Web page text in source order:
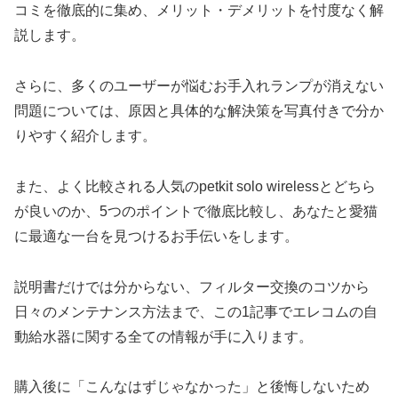
コミを徹底的に集め、メリット・デメリットを忖度なく解
説します。
さらに、多くのユーザーが悩むお手入れランプが消えない
問題については、原因と具体的な解決策を写真付きで分か
りやすく紹介します。
また、よく比較される人気のpetkit solo wirelessとどちら
が良いのか、5つのポイントで徹底比較し、あなたと愛猫
に最適な一台を見つけるお手伝いをします。
説明書だけでは分からない、フィルター交換のコツから
日々のメンテナンス方法まで、この1記事でエレコムの自
動給水器に関する全ての情報が手に入ります。
購入後に「こんなはずじゃなかった」と後悔しないため